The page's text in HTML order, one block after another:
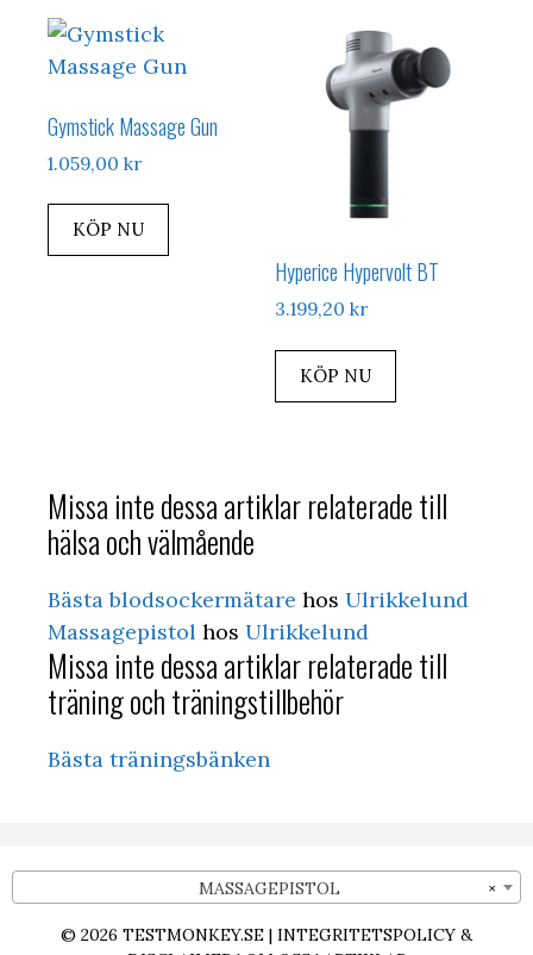
Gymstick Massage Gun
1.059,00 kr
KÖP NU
Hyperice Hypervolt BT
3.199,20kr
KÖP NU
Missa inte dessa artiklar relaterade till
hälsa och välmående
Bästa blodsockermätare hos Ulrikkelund
Massagepistol hos Ulrikkelund
Missa inte dessa artiklar relaterade till
träning och träningstillbehör
Bästa träningsbänken
×
MASSAGEPISTOL
© 2026 TESTMONKEY.SE | INTEGRITETSPOLICY &